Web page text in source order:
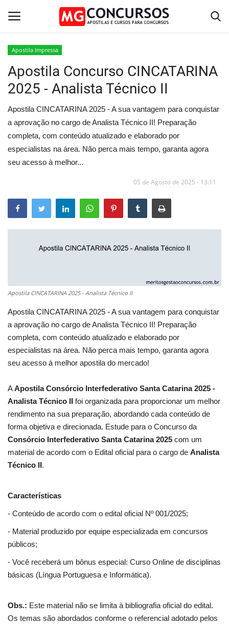
Home
Apostilas PDF
Apostila Impressa
Cursos Online
Apostila Impressa
Apostila Concurso CINCATARINA
2025 - Analista Técnico II
Apostila CINCATARINA 2025 - A sua vantagem para conquistar
a aprovação no cargo de Analista Técnico II! Preparação
completa, com conteúdo atualizado e elaborado por
especialistas na área. Não perca mais tempo, garanta agora
seu acesso à melhor...
05 de Agosto de 2025 - 13:11
Apostila CINCATARINA 2025 - Analista Técnico II
Apostila CINCATARINA 2025 - A sua vantagem para conquistar
a aprovação no cargo de Analista Técnico II! Preparação
completa, com conteúdo atualizado e elaborado por
especialistas na área. Não perca mais tempo, garanta agora
seu acesso à melhor apostila do mercado!
AApostila Consórcio Interfederativo Santa Catarina 2025 -
Analista Técnico II foi organizada para proporcionar um melhor
rendimento na sua preparação, abordando cada conteúdo de
forma objetiva e direcionada. Estude para o Concurso da
Consórcio Interfederativo Santa Catarina 2025 com um
material de acordo com o Edital oficial para o cargo de Analista
Técnico II.
Características
- Conteúdo de acordo com o edital oficial Nº 001/2025;
- Material produzido por equipe especializada em concursos
públicos;
- Você receberá um bônus especial: Curso Online de disciplinas
básicas (Língua Portuguesa e Informática).
Obs.: Este material não se limita à bibliografia oficial do edital.
Os temas são abordados conforme o referencial adotado pelos